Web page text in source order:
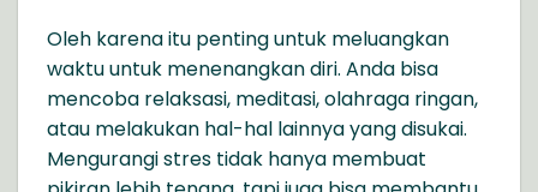
Oleh karena itu penting untuk meluangkan
waktu untuk menenangkan diri. Anda bisa
mencoba relaksasi, meditasi, olahraga ringan,
atau melakukan hal-hal lainnya yang disukai.
Mengurangi stres tidak hanya membuat